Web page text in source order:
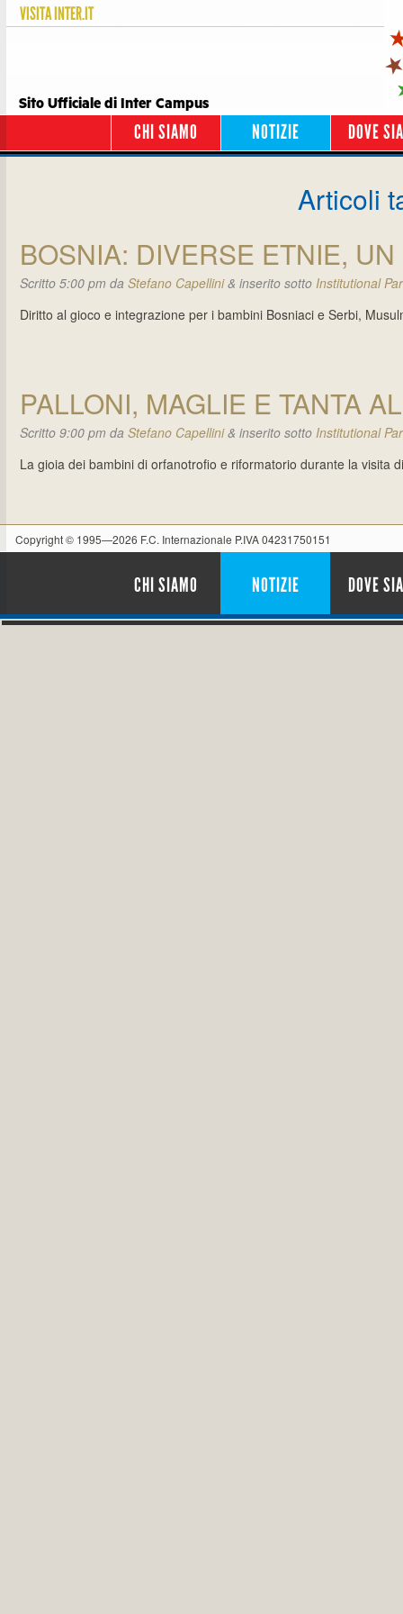
VISITAINTER.IT
Sito Ufficiale di Inter Campus
CHI SIAMO NOTIZIE DOVE
Articoli
BOSNIA: DIVERSE ETNIE,
Scritto 5:00 pm da Stefano Capellini & inserito sotto Institutional
Diritto al gioco e integrazione per i bambini Bosniaci e Serbi,
PALLONI, MAGLIE E TANTA
Scritto 9:00 pm da Stefano Capellini & inserito sotto Institutional
La gioia dei bambini di orfanotrofio e riformatorio durante la visita
Copyright © 1995—2026 F.C. Internazionale P.IVA 04231750151
CHI SIAMO NOTIZIE DOVE